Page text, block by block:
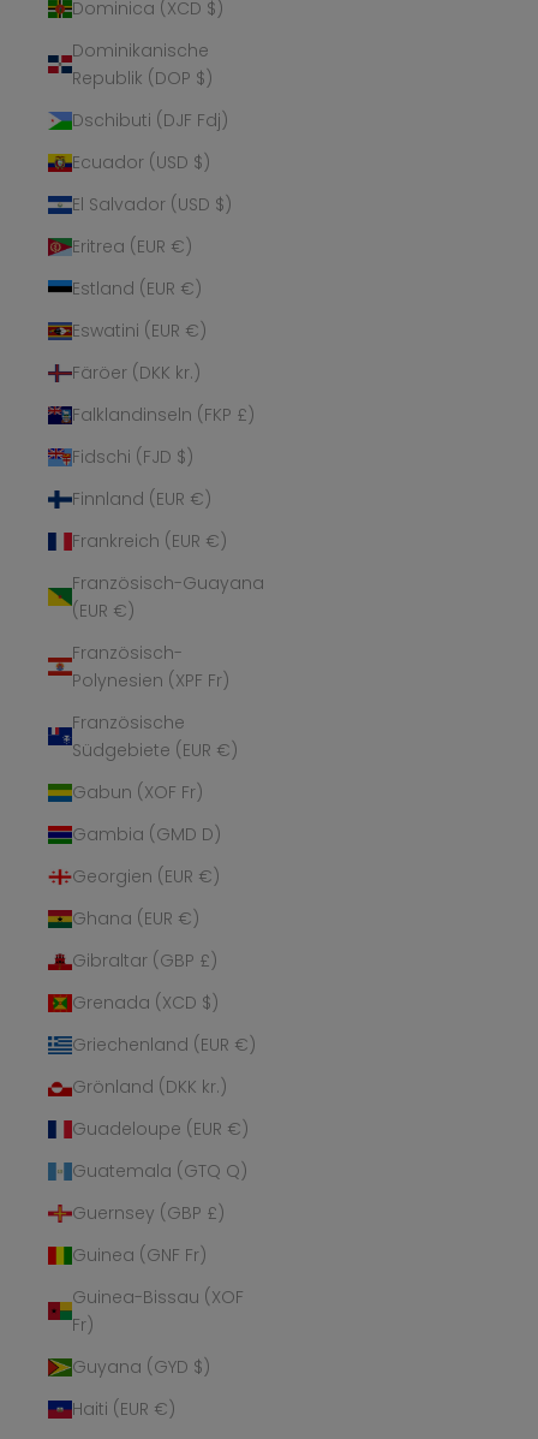
Dominica (XCD $)
Dominikanische
Republik (DOP $)
Dschibuti (DJF Fdj)
Ecuador (USD $)
El Salvador (USD $)
Eritrea (EUR €)
Estland (EUR €)
Eswatini (EUR €)
Färöer (DKK kr.)
Falklandinseln (FKP £)
Fidschi (FJD $)
Finnland (EUR €)
Frankreich (EUR €)
Französisch-Guayana
(EUR €)
Französisch-
Polynesien (XPF Fr)
Französische
Südgebiete (EUR €)
Gabun (XOF Fr)
Gambia (GMD D)
Georgien (EUR €)
Ghana (EUR €)
Gibraltar (GBP £)
Grenada (XCD $)
Griechenland (EUR €)
Grönland (DKK kr.)
Guadeloupe (EUR €)
Guatemala (GTQ Q)
Guernsey (GBP £)
Guinea (GNF Fr)
Guinea-Bissau (XOF
Fr)
Guyana (GYD $)
Haiti (EUR €)